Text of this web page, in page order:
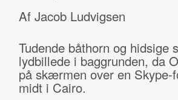
Af Jacob Ludvigsen
Tudende båthorn og hidsige
lydbillede i baggrunden, da
på skærmen over en
midt i Cairo.